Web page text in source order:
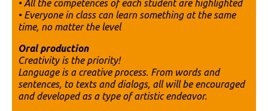
• All the competences of each student are highlighted
• Everyone in class can learn something at the same
time, no matter the level
Oral production
Creativity is the priority!
Language is a creative process. From words and
sentences, to texts and dialogs, all will be encouraged
and developed as a type of artistic endeavor.